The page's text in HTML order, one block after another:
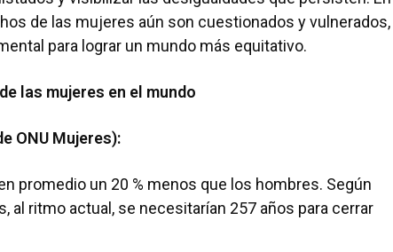
de las mujeres aún son cuestionados y vulnerados,
para lograr un mundo más equitativo.
las mujeres en el mundo
ONU Mujeres):
promedio un 20 % menos que los hombres. Según
al ritmo actual, se necesitarían 257 años para cerrar